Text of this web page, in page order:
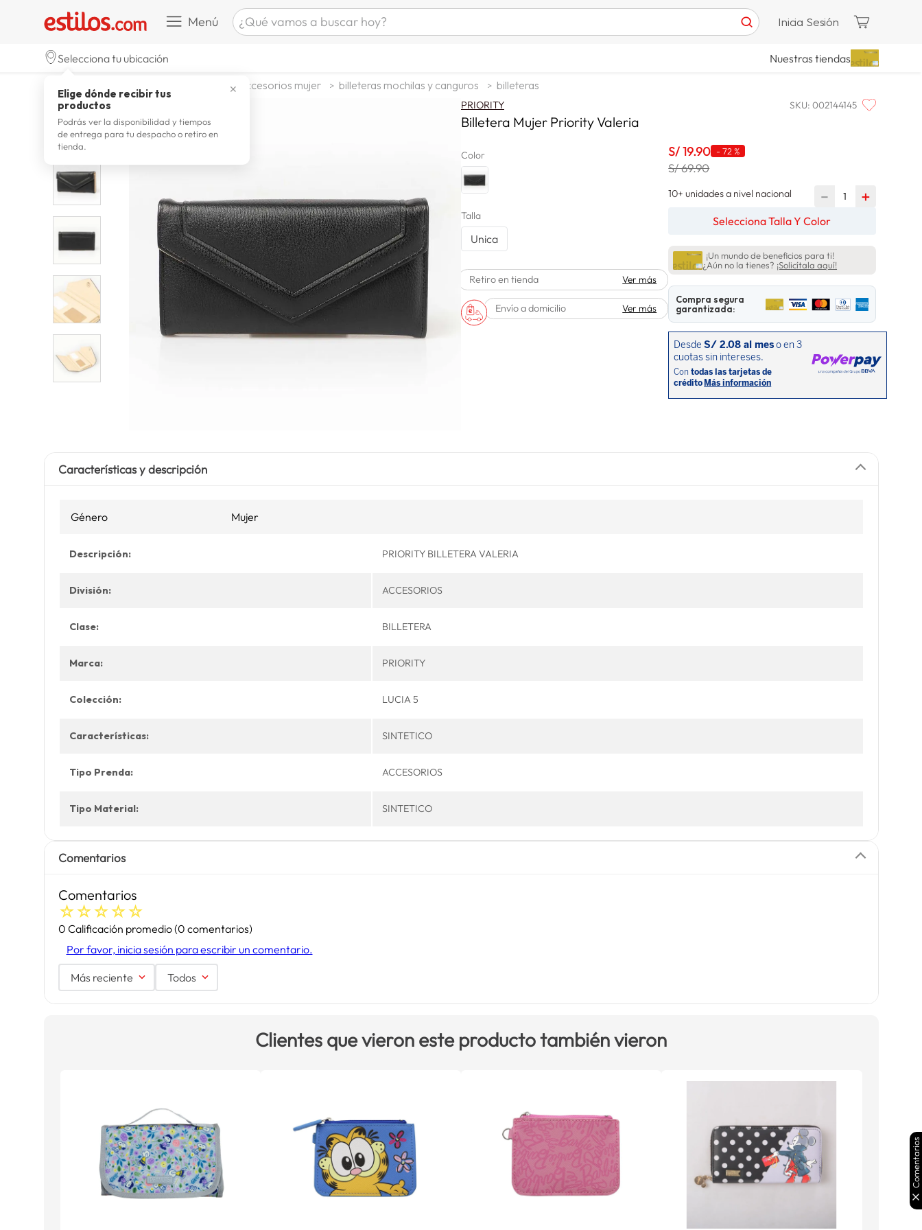
Menú ¿Qué vamos a buscar hoy?
zapatillas mujer
7. laptop
8. terrex
9 lavadora
. spiderman
Inicia Sesión
Selecciona tu ubicación
✕
Elige dónde recibir tus
productos
Podrás ver la disponibilidad y tiempos
de entrega para tu despacho o retiro en
tienda.
Nuestras tiendas
accesorios mujer billeteras mochilas y canguros billeteras
PRIORITY SKU: 002144145
Billetera Mujer Priority Valeria
Color
Talla
Unica
Retiro en tienda Ver más
Envío a domicilio Ver más
S/19.90 -72 %
S/ 69.90
10+ unidades a nivel nacional ＋
－
Selecciona Talla Y Color
¡Un mundo de beneficios para ti!
¿Aún no la tienes? ¡Solicítala aquí!
Compra segura
garantizada:
Características y descripción
Género Mujer
Descripción: PRIORITY BILLETERA VALERIA
División: ACCESORIOS
Clase: BILLETERA
Marca: PRIORITY
Colección: LUCIA 5
Características: SINTETICO
Tipo Prenda: ACCESORIOS
Tipo Material: SINTETICO
Comentarios
Comentarios
☆☆☆☆☆
0 Calificación promedio(0 comentarios)
Por favor, inicia sesión para escribir un comentario.
Más reciente Todos
Clientes que vieron este producto también vieron
Comentarios